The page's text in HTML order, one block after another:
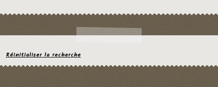
Réinitialiser la recherche